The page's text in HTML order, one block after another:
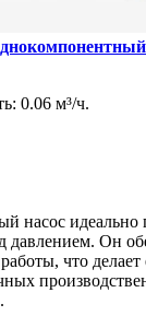
0.06 м³/ч.
насос идеально
давлением. Он
что